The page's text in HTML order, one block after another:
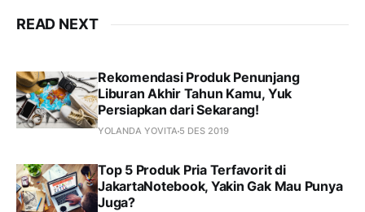
READ NEXT
Rekomendasi Produk Penunjang
Liburan Akhir Tahun Kamu, Yuk
Persiapkan dari Sekarang!
YOLANDA YOVITA 5 DES 2019
Top 5 Produk Pria Terfavorit di
JakartaNotebook, Yakin Gak Mau Punya
Juga?